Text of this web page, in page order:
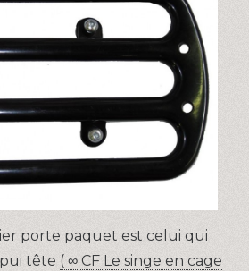
porte paquet est celui qui
tête ( ∞ CF Le singe en cage